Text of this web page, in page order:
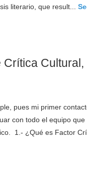
literario, que result...
pues mi primer
con todo el equipo
1.- ¿Qué es Factor